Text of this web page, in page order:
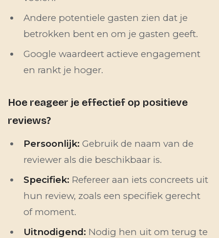
Andere potentiele gasten zien dat je
betrokken bent en om je gasten geeft.
Google waardeert actieve engagement
en rankt je hoger.
Hoe reageer je effectief op positieve
reviews?
Persoonlijk: Gebruik de naam van de
reviewer als die beschikbaar is.
Specifiek: Refereer aan iets concreets uit
hun review, zoals een specifiek gerecht
of moment.
Uitnodigend: Nodig hen uit om terug te